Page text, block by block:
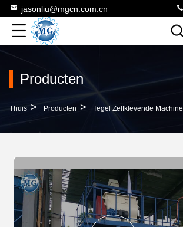
jasonliu@mgcn.com.cn
Producten
Thuis > Producten > Tegel Zelfklevende Machine